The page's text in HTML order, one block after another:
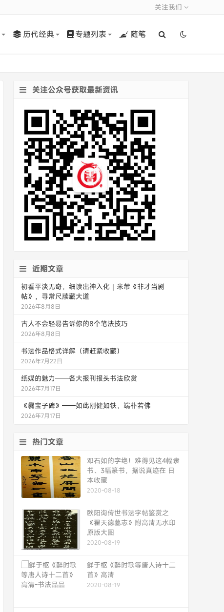
关注我们
历代经典 专题列表 随笔
关注公众号获取最新资讯
近期文章
初看平淡无奇，细读出神入化｜米芾《非才当剧
帖》，寻常尺牍藏大道
2026年8月8日
古人不会轻易告诉你的8个笔法技巧
2026年8月8日
书法作品格式详解（请赶紧收藏）
2026年7月22日
纸媒的魅力——各大报刊报头书法欣赏
2026年7月17日
《爨宝子碑》——如此刚健如铁，端朴若佛
2026年7月17日
热门文章
邓石如的字绝！难得见这4幅隶
书、3幅篆书，据说真迹在 日
本收藏
2020-08-18
欧阳询传世书法字帖鉴赏之
《翟天德墓志》附高清无水印
原版大图
2020-08-19
鲜于枢《醉时歌等唐人诗十二
首》高清
2020-08-19